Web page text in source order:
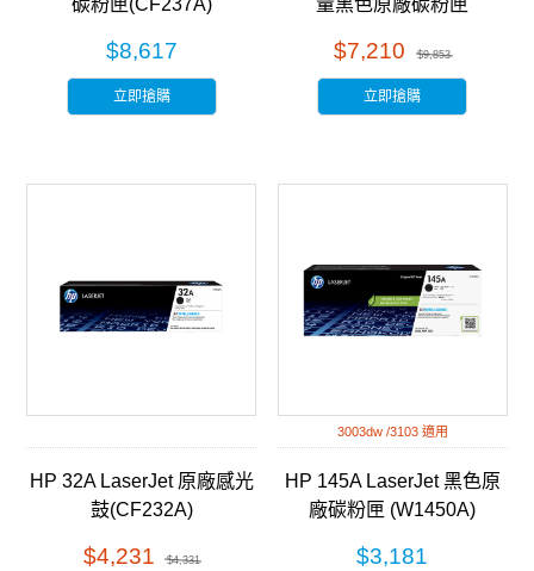
$8,617
立即搶購
$7,210 $9,853
立即搶購
HP 32A LaserJet 原廠感光
鼓(CF232A)
$4,231 $4,331
3003dw /3103 適用
HP 145A LaserJet 黑色原
廠碳粉匣 (W1450A)
$3,181